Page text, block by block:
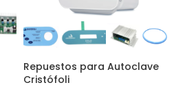
Repuestos para Autoclave
Cristófoli